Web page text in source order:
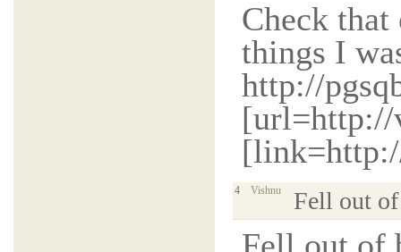
Check
things I
http://
4 Vishnu Fell out